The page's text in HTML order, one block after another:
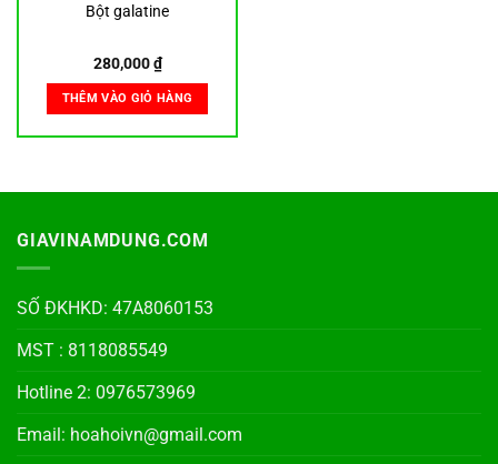
Bột galatine
280,000₫
THÊM VÀO GIỎ HÀNG
GIAVINAMDUNG.COM
SỐ ĐKHKD: 47A8060153
MST : 8118085549
Hotline 2: 0976573969
Email: hoahoivn@gmail.com